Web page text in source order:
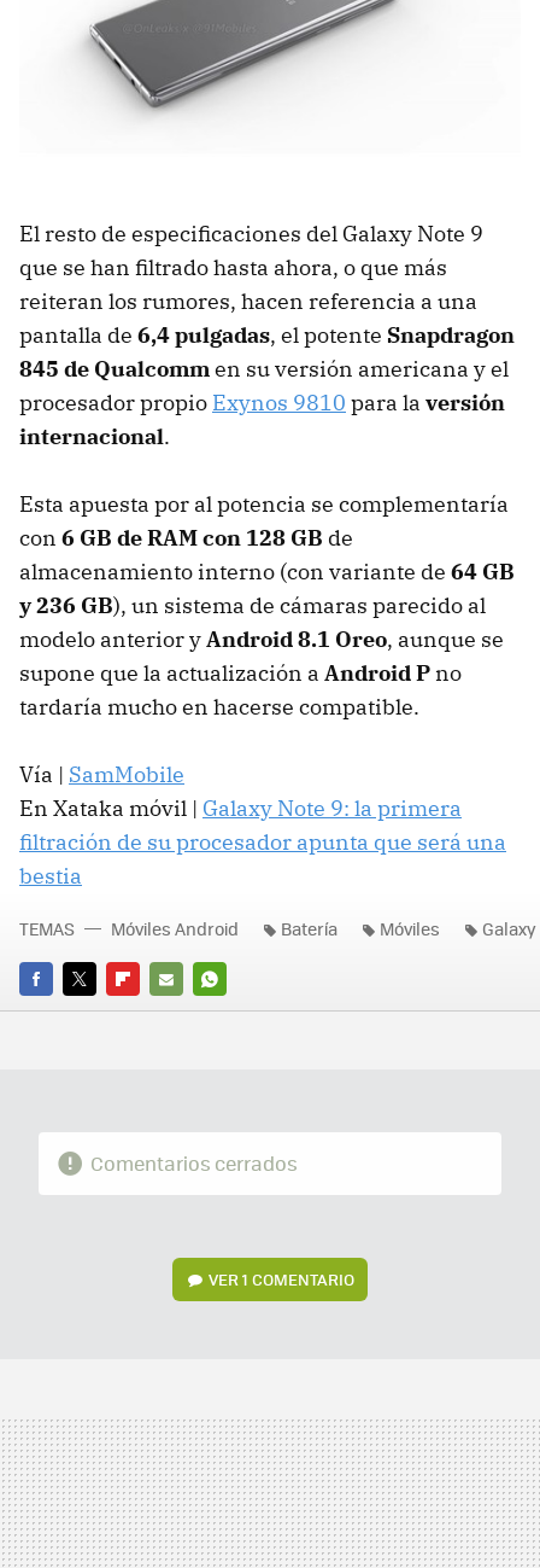
El resto de especificaciones del Galaxy Note 9
que se han filtrado hasta ahora, o que más
reiteran los rumores, hacen referencia a una
pantalla de 6,4 pulgadas, el potente Snapdragon
845 de Qualcommen su versión americana y el
procesador propio Exynos 9810 para la versión
internacional.
Esta apuesta por al potencia se complementaría
con 6 GB de RAM con 128 GB de
almacenamiento interno (con variante de 64 GB
y 236 GB), un sistema de cámaras parecido al
modelo anterior yAndroid 8.1 Oreo, aunque se
supone que la actualización a Android P no
tardaría mucho en hacerse compatible.
Vía | SamMobile
En Xataka móvil | Galaxy Note 9: la primera
filtración de su procesador apunta que será una
bestia
FACEBOOK
TWITTERFLIPBOARD
E-
WHATSAPP
TEMAS Móviles Android Batería Móviles Galaxy
Comentarios cerrados
VER1 COMENTARIO